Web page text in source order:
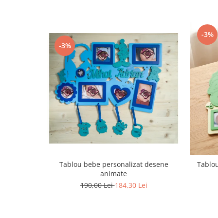
-3%
Tablou bebe personalizat desene
animate
190,00 Lei184,30 Lei
-3%